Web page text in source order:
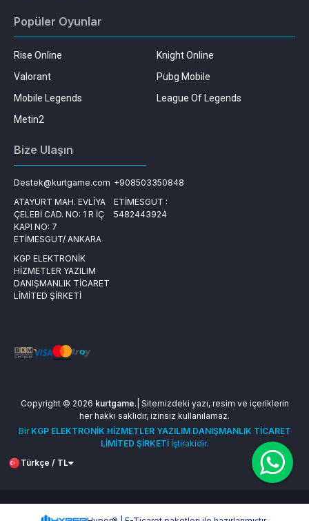
Popüler Oyunlar
Rise Online
Knight Online
Valorant
Pubg Mobile
Mobile Legends
League Of Legends
Metin2
Bize Ulaşın
Destek@kurtgame.com +908503350848
ATAYURT MAH. EVLİYA
ÇELEBİ CAD. NO: 1 R İÇ
KAPI NO: 7
ETİMESGUT/ ANKARA
ETİMESGUT :
5482443924
KGP ELEKTRONİK
HİZMETLER YAZILIM
DANIŞMANLIK TİCARET
LİMİTED ŞİRKETİ
Copyright © 2026 kurtgame.| Sitemizdeki yazı, resim ve içeriklerin
her hakkı saklıdır, izinsiz kullanılamaz.
Bir KGP ELEKTRONİK HİZMETLER YAZILIM DANIŞMANLIK TİCARET
LİMİTED ŞİRKETİ İştirakidir.
Türkçe / TL